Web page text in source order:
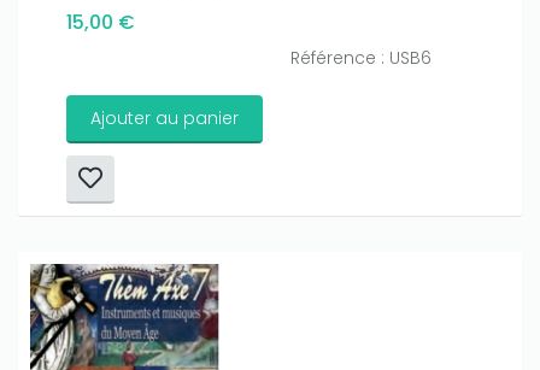
15,00 €
Référence : USB6
Ajouter au panier